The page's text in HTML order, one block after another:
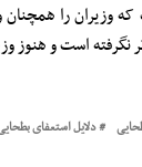
وزیران را
نگرفته است و هنوز
دلایل استعفای